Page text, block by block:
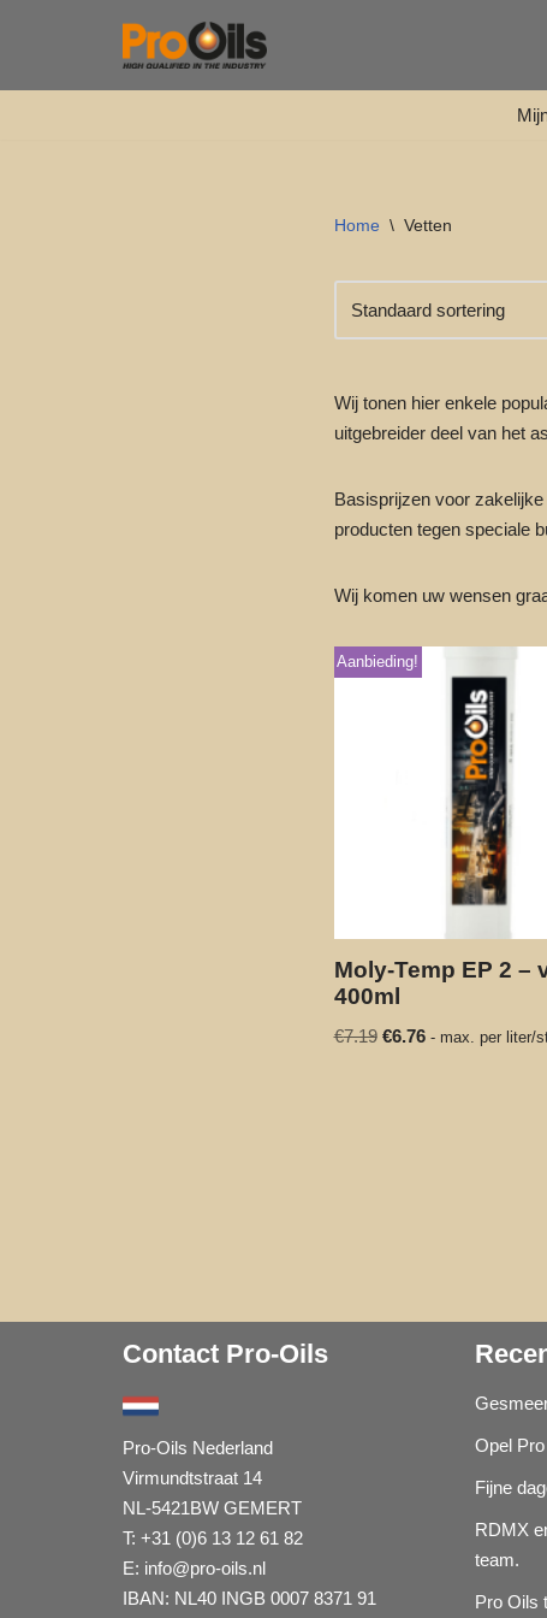
naar
Home \ Vetten
Wij tonen hier enkele
uitgebreider deel van het
Basisprijzen voor
producten tegen speciale
Wij komen uw wensen
Aanbieding!
Moly-Temp EP 2 –
400ml
€7.19 €6.76 - max. per liter/
Contact Pro-Oils
Pro-Oils Nederland
Virmundtstraat 14
NL-5421BW GEMERT
T: +31 (0)6 13 12 61 82
E: info@pro-oils.nl
IBAN: NL40 INGB 0007 8371 91
Opel
Fijne
RDMX
team.
Pro Oils